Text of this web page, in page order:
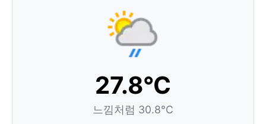
27.8°C
느낌처럼 30.8°C